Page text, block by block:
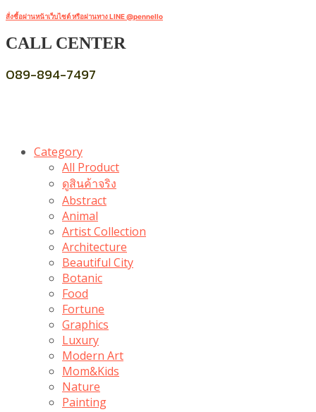
สั่งซื้อผ่านหน้าเว็บไซต์ หรือผ่านทาง LINE @pennello
CALL CENTER
089-894-7497
Category
All Product
ดูสินค้าจริง
Abstract
Animal
Artist Collection
Architecture
Beautiful City
Botanic
Food
Fortune
Graphics
Luxury
Modern Art
Mom&Kids
Nature
Painting